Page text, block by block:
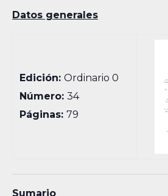
Datos generales
Edición:Ordinario 0
Número:34
Páginas:79
Sumario